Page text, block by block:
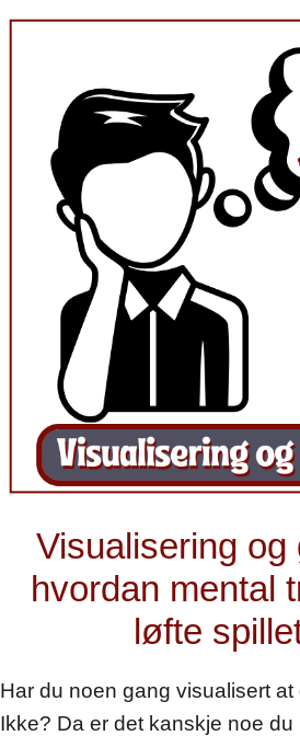
Visualisering og
hvordan mental
løfte
Har du noen gang visualisert at
Ikke? Da er det kanskje noe